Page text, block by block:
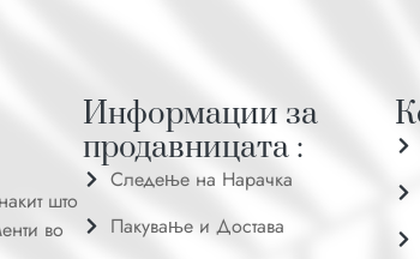
што
во
Информации за
продавницата :
Следење на Нарачка
Пакување и Достава